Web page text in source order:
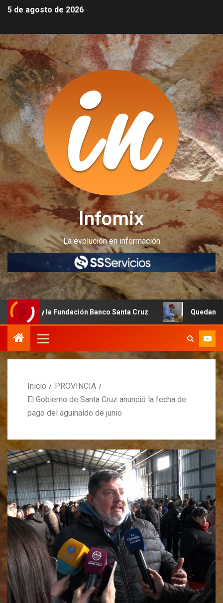
5 de agosto de 2026
Infomix
La evolución en información
Santa Cruz Quedan últimos cupos disponibles
Inicio
PROVINCIA
El Gobierno de Santa Cruz anunció la fecha de
pago del aguinaldo de junio